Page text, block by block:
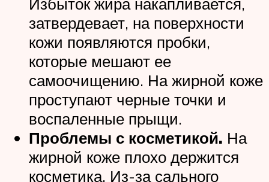
затвердевает, на поверхности
кожи появляются пробки,
которые мешают ее
самоочищению. На жирной коже
проступают черные точки и
воспаленные прыщи.
Проблемы с косметикой. На
жирной коже плохо держится
косметика. Из-за сального